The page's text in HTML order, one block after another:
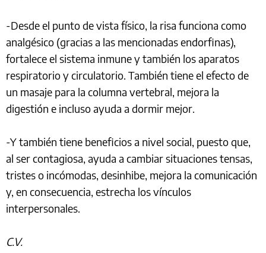
-Desde el punto de vista físico, la risa funciona como
analgésico (gracias a las mencionadas endorfinas),
fortalece el sistema inmune y también los aparatos
respiratorio y circulatorio. También tiene el efecto de
un masaje para la columna vertebral, mejora la
digestión e incluso ayuda a dormir mejor.
-Y también tiene beneficios a nivel social, puesto que,
al ser contagiosa, ayuda a cambiar situaciones tensas,
tristes o incómodas, desinhibe, mejora la comunicación
y, en consecuencia, estrecha los vínculos
interpersonales.
C.V.